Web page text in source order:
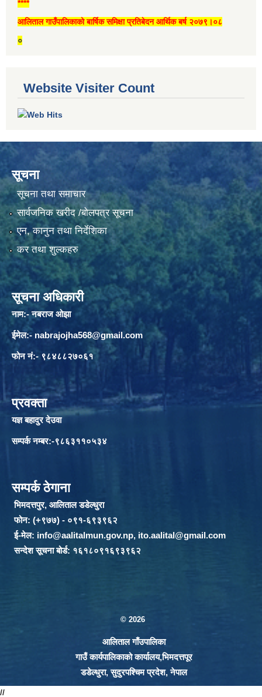
****
आलिताल गाउँपालिकाको बार्षिक समिक्षा प्रतिबेदन आर्थिक बर्ष २०७९।०८
०
Website Visiter Count
सूचना
सूचना तथा समाचार
सार्वजनिक खरीद /बोलपत्र सूचना
एन, कानुन तथा निर्देशिका
कर तथा शुल्कहरु
सूचना अधिकारी
नाम:- नबराज ओझा
ईमेल:- nabrajojha568@gmail.com
फोन नं:- ९८४८८२७०६१
प्रवक्ता
यज्ञ बहादुर देउवा
सम्पर्क नम्बर:-९८६३११०५३४
सम्पर्क ठेगाना
भिमदत्तपुर, आलिताल डडेल्धुरा
फोन: (+९७७) - ०९१-६९३९६२
ई-मेल: info@aalitalmun.gov.np, ito.aalital@gmail.com
सन्देश सूचना बोर्ड: १६१८०९१६९३९६२
© 2026
आलिताल गाँउपालिका
गाउँ कार्यपालिकाको कार्यालय,भिमदत्तपूर
डडेल्धुरा, सुदुरपश्चिम प्रदेश, नेपाल
//